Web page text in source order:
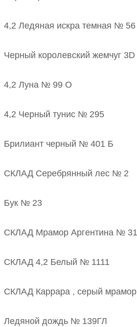
4,2 Ледяная искра темная № 56
Черный королевский жемчуг
4,2 Луна № 99 О
4,2 Черный тунис № 295
Брилиант черный № 401 Б
СКЛАД Серебрянный лес № 2
Бук № 23
СКЛАД Мрамор Аргентина № 31
СКЛАД 4,2 Белый № 1111
СКЛАД Каррара , серый
Ледяной дождь № 139ГЛ